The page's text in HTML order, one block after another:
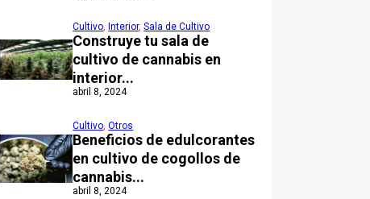
Construye tu sala de
cultivo de cannabis en
interior...
Cultivo, Interior,Sala de Cultivo
abril 8, 2024
Beneficios de edulcorantes
en cultivo de cogollos de
cannabis...
Cultivo,Otros
abril 8, 2024